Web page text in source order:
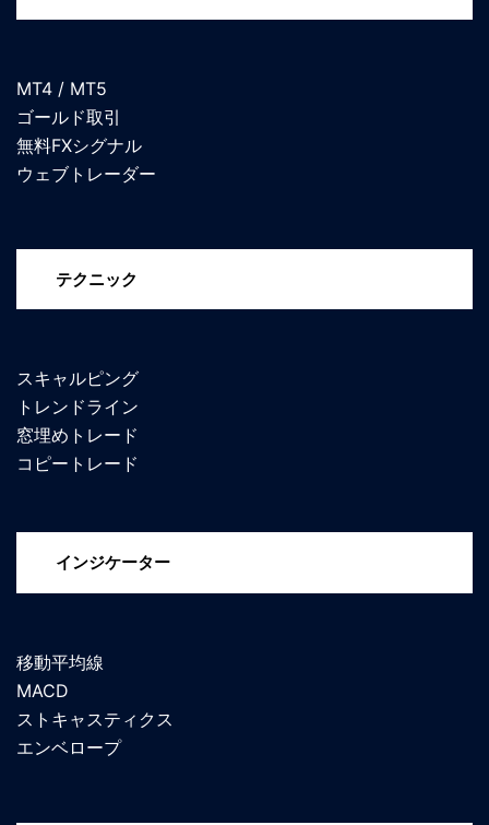
MT4 / MT5
ゴールド取引
無料FXシグナル
ウェブトレーダー
テクニック
スキャルピング
トレンドライン
窓埋めトレード
コピートレード
インジケーター
移動平均線
MACD
ストキャスティクス
エンベロープ